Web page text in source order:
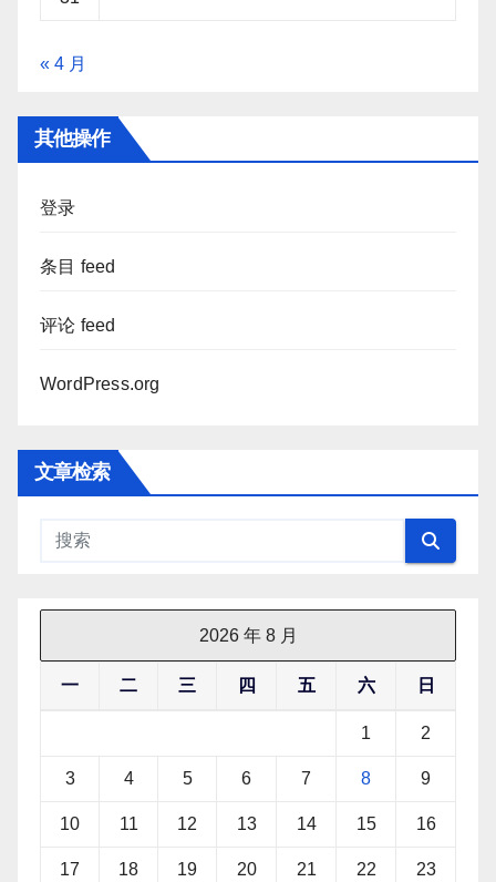
« 4 月
其他操作
登录
条目 feed
评论 feed
WordPress.org
文章检索
2026 年 8 月
一 二 三 四 五 六 日
1 2
3 4 5 6 7 8 9
10 11 12 13 14 15 16
17 18 19 20 21 22 23